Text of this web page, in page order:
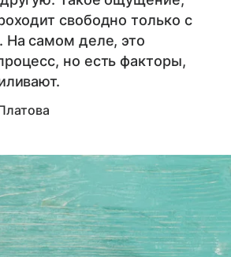
свободно только с
На самом деле, это
но есть факторы,